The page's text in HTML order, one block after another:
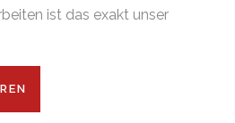
ist das exakt unser